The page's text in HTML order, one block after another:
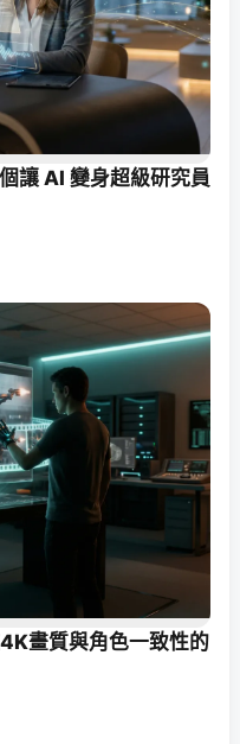
讓 AI 變身超級研究員
畫質與角色一致性的